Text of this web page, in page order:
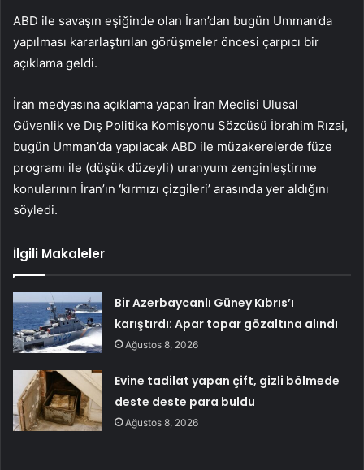
ABD ile savaşın eşiğinde olan İran’dan bugün Umman’da
yapılması kararlaştırılan görüşmeler öncesi çarpıcı bir
açıklama geldi.
İran medyasına açıklama yapan İran Meclisi Ulusal
Güvenlik ve Dış Politika Komisyonu Sözcüsü İbrahim Rızai,
bugün Umman’da yapılacak ABD ile müzakerelerde füze
programı ile (düşük düzeyli) uranyum zenginleştirme
konularının İran’ın ‘kırmızı çizgileri’ arasında yer aldığını
söyledi.
İlgili Makaleler
Bir Azerbaycanlı Güney Kıbrıs’ı
karıştırdı: Apar topar gözaltına alındı
Ağustos 8, 2026
Evine tadilat yapan çift, gizli bölmede
deste deste para buldu
Ağustos 8, 2026